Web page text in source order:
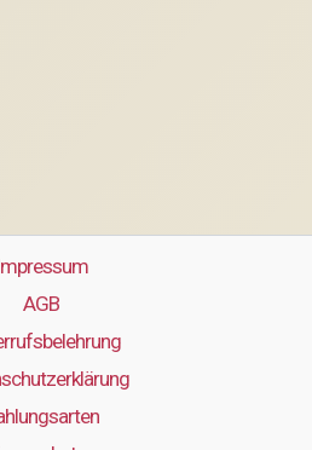
AGB